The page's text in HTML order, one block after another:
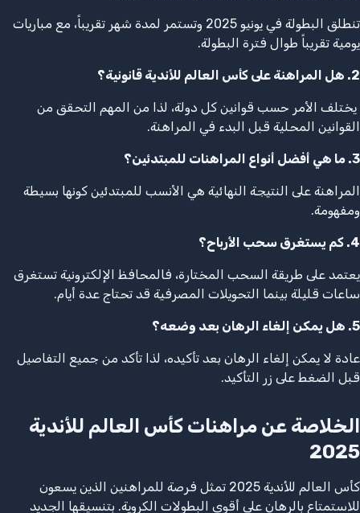
تنطلق البطولة في يونيو 2025 وتستمر لمدة شهر تقريباً، مع مباريات
يومية تقريباً طوال فترة البطولة.
2. هل المراهنة على كأس العالم للأندية قانونية؟
يختلف الأمر حسب قوانين كل دولة، لذا من المهم التحقق من
القوانين المحلية قبل البدء في المراهنة.
3. ما هي أفضل أنواع المراهنات للمبتدئين؟
المراهنة على النتيجة النهائية هي الأنسب للمبتدئين كونها بسيطة
ومفهومة.
4. كم يستغرق سحب الأرباح؟
يعتمد على طريقة السحب المختارة، فالمحافظ الإلكترونية تستغرق
ساعات قليلة بينما التحويلات المصرفية قد تحتاج عدة أيام.
5. هل يمكن إلغاء الرهان بعد وضعه؟
عادة لا يمكن إلغاء الرهان بعد تأكيده، لذا تأكد من جميع التفاصيل
قبل الضغط على زر التأكيد.
الخلاصة عن مراهنات كأس العالم للأندية
2025
كأس العالم للأندية 2025 تمثل فرصة للمراهنين الذين يسعون
للاستمتاع بالرهان على أقوى البطولات الكروية. بتنسيقها الجديد